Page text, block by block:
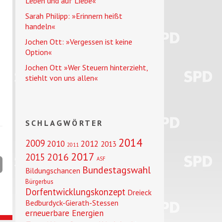
Sarah Philipp: »Erinnern heißt
handeln«
Jochen Ott: »Vergessen ist keine
Option«
Jochen Ott »Wer Steuern hinterzieht,
stiehlt von uns allen«
SCHLAGWÖRTER
2009 2010 2011 2012 2013 2014
2015 2016 2017 ASF
Bildungschancen Bundestagswahl
Bürgerbus
Dorfentwicklungskonzept Dreieck
Bedburdyck-Gierath-Stessen
erneuerbare Energien